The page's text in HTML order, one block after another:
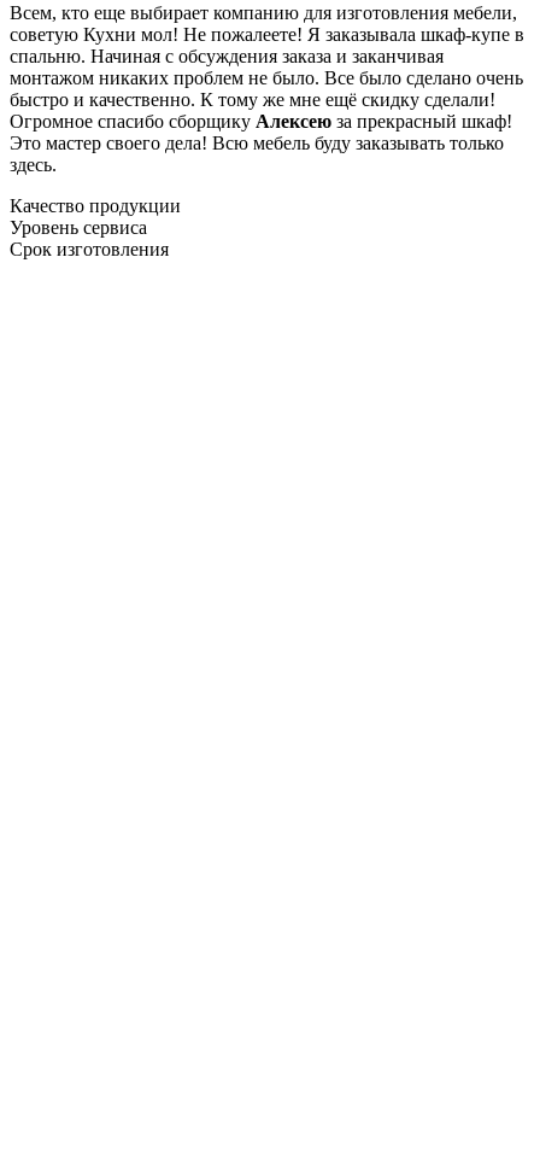
Всем, кто еще выбирает компанию для изготовления мебели,
советую Кухни мол! Не пожалеете! Я заказывала шкаф-купе в
спальню. Начиная с обсуждения заказа и заканчивая
монтажом никаких проблем не было. Все было сделано очень
быстро и качественно. К тому же мне ещё скидку сделали!
Огромное спасибо сборщику Алексею за прекрасный шкаф!
Это мастер своего дела! Всю мебель буду заказывать только
здесь.
Качество продукции
Уровень сервиса
Срок изготовления